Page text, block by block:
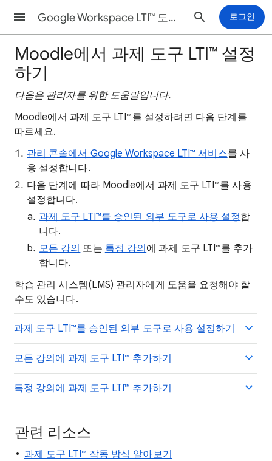
Google Workspace LTI™ 도움말 로그인
Moodle에서 과제 도구 LTI™ 설정
하기
다음은 관리자를 위한 도움말입니다.
Moodle에서 과제 도구 LTI™를 설정하려면 다음 단계를
따르세요.
관리 콘솔에서 Google Workspace LTI™ 서비스를 사
용 설정합니다.
다음 단계에 따라 Moodle에서 과제 도구 LTI™를 사용
설정합니다.
과제 도구 LTI™를 승인된 외부 도구로 사용 설정합
니다.
모든 강의 또는 특정 강의 에 과제 도구 LTI™를 추가
합니다.
학습 관리 시스템(LMS) 관리자에게 도움을 요청해야 할
수도 있습니다.
과제 도구 LTI™를 승인된 외부 도구로 사용 설정하기
모든 강의에 과제 도구 LTI™ 추가하기
특정 강의에 과제 도구 LTI™ 추가하기
관련 리소스
과제 도구 LTI™ 작동 방식 알아보기